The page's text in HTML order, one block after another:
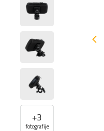
+3
fotografije